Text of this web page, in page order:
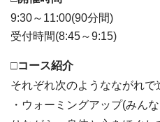
9:30～11:00(90分間)
受付時間(8:45～9:15)
□コース紹介
それぞれ次のようなながれで
・ウォーミングアップ(みん